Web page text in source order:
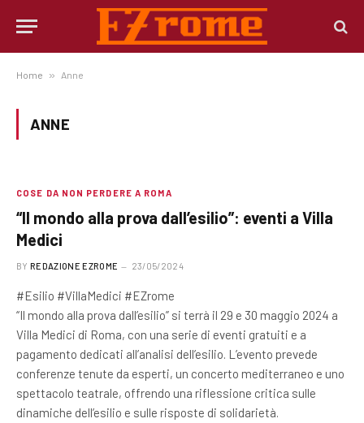
Home » Anne
ANNE
COSE DA NON PERDERE A ROMA
“Il mondo alla prova dall’esilio”: eventi a Villa
Medici
BY REDAZIONE EZROME 23/05/2024
#Esilio #VillaMedici #EZrome
“Il mondo alla prova dall’esilio” si terrà il 29 e 30 maggio 2024 a
Villa Medici di Roma, con una serie di eventi gratuiti e a
pagamento dedicati all’analisi dell’esilio. L’evento prevede
conferenze tenute da esperti, un concerto mediterraneo e uno
spettacolo teatrale, offrendo una riflessione critica sulle
dinamiche dell’esilio e sulle risposte di solidarietà.